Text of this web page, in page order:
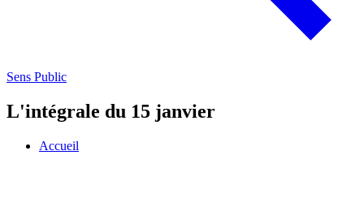
Sens Public
L'intégrale du 15 janvier
Accueil